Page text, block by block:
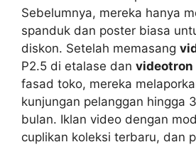
Sebelumnya, mereka hanya
spanduk dan poster biasa
diskon. Setelah memasang
P2.5 di etalase dan videotron
fasad toko, mereka
kunjungan pelanggan hingga
bulan. Iklan video dengan
cuplikan koleksi terbaru, dan